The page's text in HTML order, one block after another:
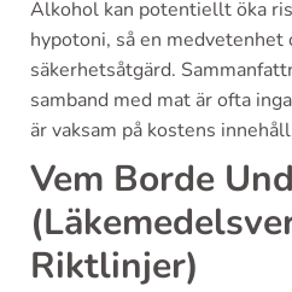
Alkohol kan potentiellt öka
hypotoni, så en medvetenhet
säkerhetsåtgärd.
samband med mat är ofta
är vaksam på kostens
Vem Borde
Riktlinjer)